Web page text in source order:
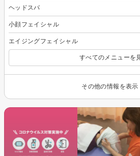
ヘッドスパ
小顔フェイシャル
エイジングフェイシャル
すべてのメニューを
その他の情報を表示